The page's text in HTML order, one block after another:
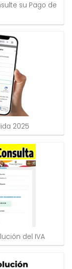
su Pago de
2025
del IVA